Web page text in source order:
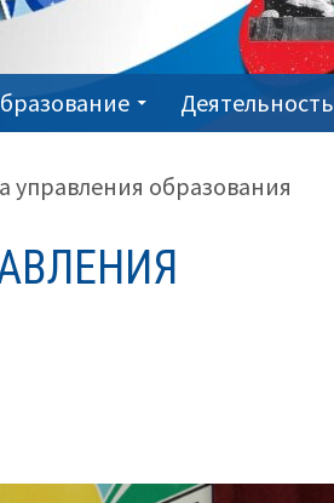
Деятельность
управления образования